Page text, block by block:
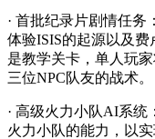
· 首批纪录片剧情任
体验ISIS的起源以及
是教学关卡，单人玩
三位NPC队友的战术。
· 高级火力小队AI系
火力小队的能力，以实